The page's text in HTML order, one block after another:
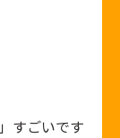
すごいです